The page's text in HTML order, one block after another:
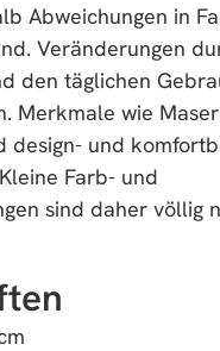
Abweichungen in
Veränderungen
den täglichen
Merkmale wie
design- und
Farb- und
sind daher völlig